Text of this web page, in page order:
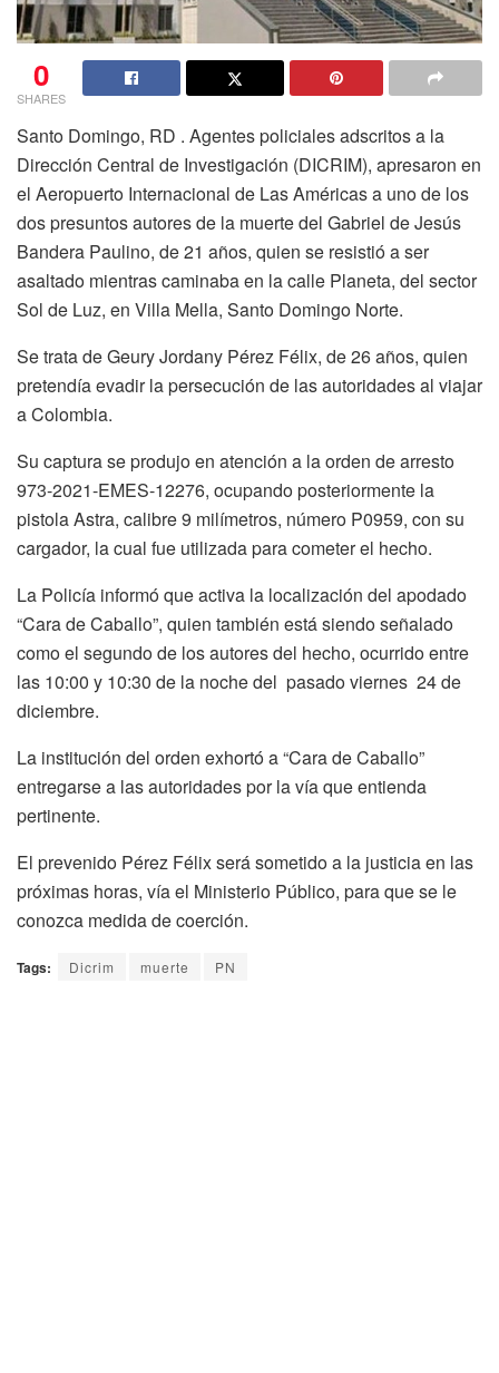
0
SHARES
Santo Domingo, RD . Agentes policiales adscritos a la
Dirección Central de Investigación (DICRIM), apresaron en
el Aeropuerto Internacional de Las Américas a uno de los
dos presuntos autores de la muerte del Gabriel de Jesús
Bandera Paulino, de 21 años, quien se resistió a ser
asaltado mientras caminaba en la calle Planeta, del sector
Sol de Luz, en Villa Mella, Santo Domingo Norte.
Se trata de Geury Jordany Pérez Félix, de 26 años, quien
pretendía evadir la persecución de las autoridades al viajar
a Colombia.
Su captura se produjo en atención a la orden de arresto
973-2021-EMES-12276, ocupando posteriormente la
pistola Astra, calibre 9 milímetros, número P0959, con su
cargador, la cual fue utilizada para cometer el hecho.
La Policía informó que activa la localización del apodado
“Cara de Caballo”, quien también está siendo señalado
como el segundo de los autores del hecho, ocurrido entre
las 10:00 y 10:30 de la noche del pasado viernes 24 de
diciembre.
La institución del orden exhortó a “Cara de Caballo”
entregarse a las autoridades por la vía que entienda
pertinente.
El prevenido Pérez Félix será sometido a la justicia en las
próximas horas, vía el Ministerio Público, para que se le
conozca medida de coerción.
Tags: Dicrim muerte PN